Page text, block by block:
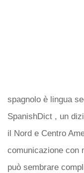
spagnolo è lingua
SpanishDict , un
il Nord e Centro
comunicazione con
può sembrare